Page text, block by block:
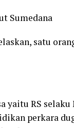
satu
yaitu RS
perkara